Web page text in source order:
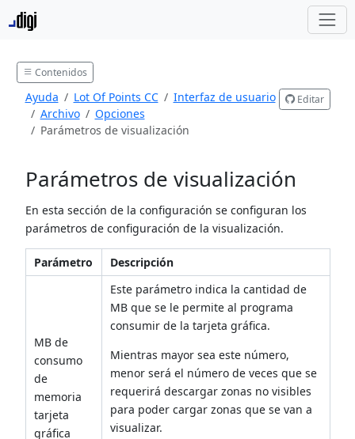
Contenidos
Ayuda Lot Of Points CC
Interfaz de usuario
Archivo
Opciones
Parámetros de visualización
Editar
Parámetros de visualización
En esta sección de la configuración se configuran los
parámetros de configuración de la visualización.
Parámetro Descripción
MB de
consumo
de
memoria
tarjeta
gráfica
Este parámetro indica la cantidad de
MB que se le permite al programa
consumir de la tarjeta gráfica.
Mientras mayor sea este número,
menor será el número de veces que se
requerirá descargar zonas no visibles
para poder cargar zonas que se van a
visualizar.